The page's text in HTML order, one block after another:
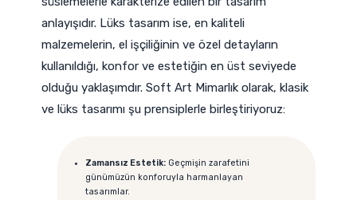
anlayışıdır. Lüks tasarım ise, en kaliteli
malzemelerin, el işçiliğinin ve özel detayların
kullanıldığı, konfor ve estetiğin en üst seviyede
olduğu yaklaşımdır. Soft Art Mimarlık olarak, klasik
ve lüks tasarımı şu prensiplerle birleştiriyoruz:
Zamansız Estetik: Geçmişin zarafetini
günümüzün konforuyla harmanlayan
tasarımlar.